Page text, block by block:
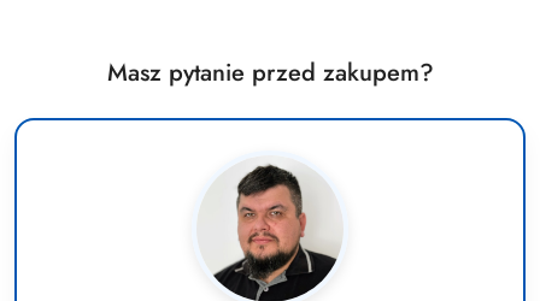
Masz pytanie przed zakupem?